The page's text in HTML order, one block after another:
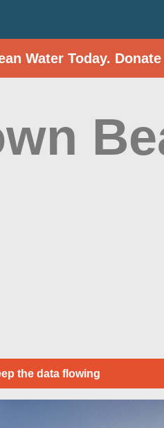
Water Today. Donate
the data flowing